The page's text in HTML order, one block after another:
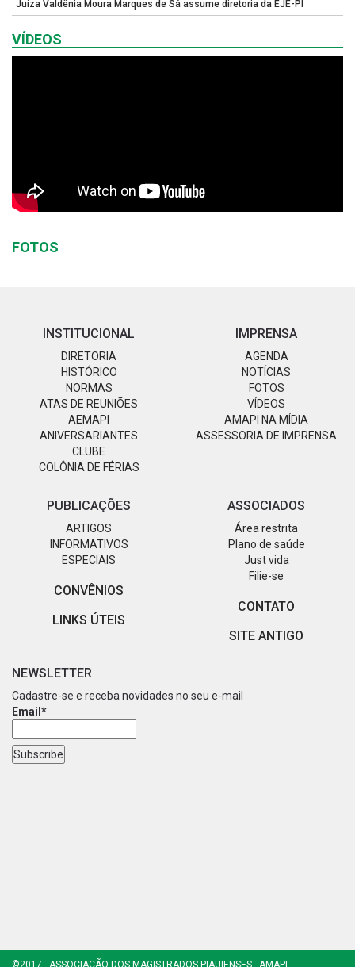
Juíza Valdênia Moura Marques de Sá assume diretoria da EJE-PI
VÍDEOS
FOTOS
INSTITUCIONAL
DIRETORIA
HISTÓRICO
NORMAS
ATAS DE REUNIÕES
AEMAPI
ANIVERSARIANTES
CLUBE
COLÔNIA DE FÉRIAS
IMPRENSA
AGENDA
NOTÍCIAS
FOTOS
VÍDEOS
AMAPI NA MÍDIA
ASSESSORIA DE IMPRENSA
PUBLICAÇÕES
ARTIGOS
INFORMATIVOS
ESPECIAIS
CONVÊNIOS
LINKS ÚTEIS
ASSOCIADOS
Área restrita
Plano de saúde
Just vida
Filie-se
CONTATO
SITE ANTIGO
NEWSLETTER
Cadastre-se e receba novidades no seu e-mail
Email*
©2017 - ASSOCIAÇÃO DOS MAGISTRADOS PIAUIENSES - AMAPI